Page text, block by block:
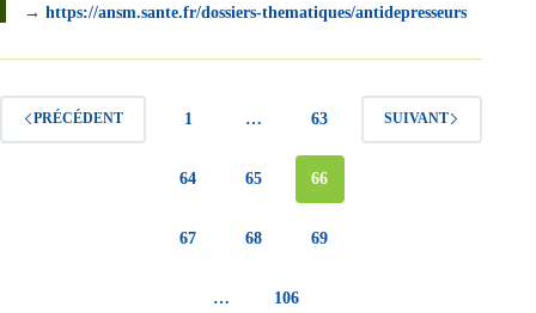
→ https://ansm.sante.fr/dossiers-thematiques/antidepresseurs
PRÉCÉDENT 1 … 63
64 65 66
67 68 69
… 106
SUIVANT